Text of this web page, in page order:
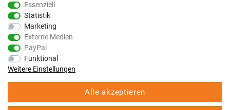
Gölz Motorgeräte Nord GmbH & Co. KG
Melatengürtel 23
50933 Köln
Shop Hotline Mo-Fr 9:00-17:00 Uhr Tel. 0221-9543096
Fax 0221-541358
Unsere STORE Anschriften und Öffnungszeiten:
Essenziell
Statistik
Marketing
Externe Medien
PayPal
Funktional
Weitere Einstellungen
Alle akzeptieren